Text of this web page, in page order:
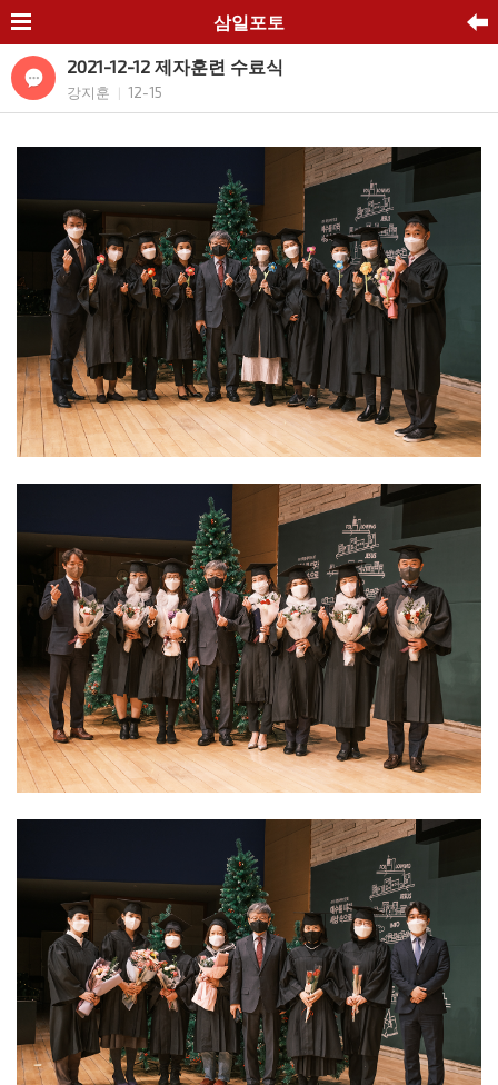
삼일포토
2021-12-12 제자훈련 수료식
강지훈 12-15